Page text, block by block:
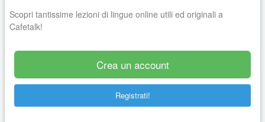
Scopri tantissime lezioni di lingue online utili ed originali a
Cafetalk!
Crea un account
Registrati!